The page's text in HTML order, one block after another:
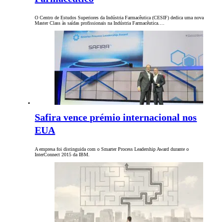
O Centro de Estudos Superiores da Indústria Farmacêutica (CESIF) dedica uma nova
Master Class às saídas profissionais na Indústria Farmacêutica.…
Safira vence prémio internacional nos
EUA
A empresa foi distinguida com o Smarter Process Leadership Award durante o
InterConnect 2015 da IBM.